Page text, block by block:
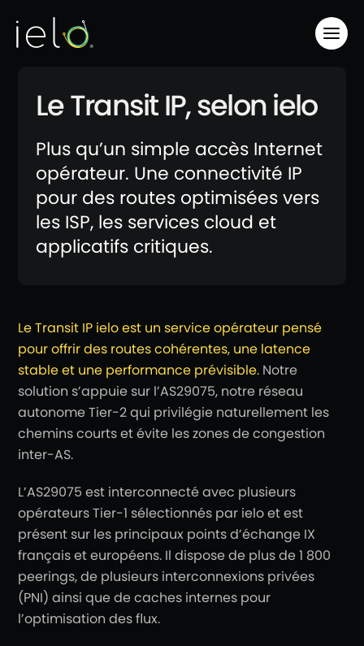
Le Transit IP, selon ielo
Plus qu’un simple accès Internet
opérateur. Une connectivité IP
pour des routes optimisées vers
les ISP, les services cloud et
applicatifs critiques.
Le Transit IP ielo est un service opérateur pensé
pour offrir des routes cohérentes, une latence
stable et une performance prévisible. Notre
solution s’appuie sur l’AS29075, notre réseau
autonome Tier-2 qui privilégie naturellement les
chemins courts et évite les zones de congestion
inter-AS.
L’AS29075 est interconnecté avec plusieurs
opérateurs Tier-1 sélectionnés par ielo et est
présent sur les principaux points d’échange IX
français et européens. Il dispose de plus de 1 800
peerings, de plusieurs interconnexions privées
(PNI) ainsi que de caches internes pour
l’optimisation des flux.